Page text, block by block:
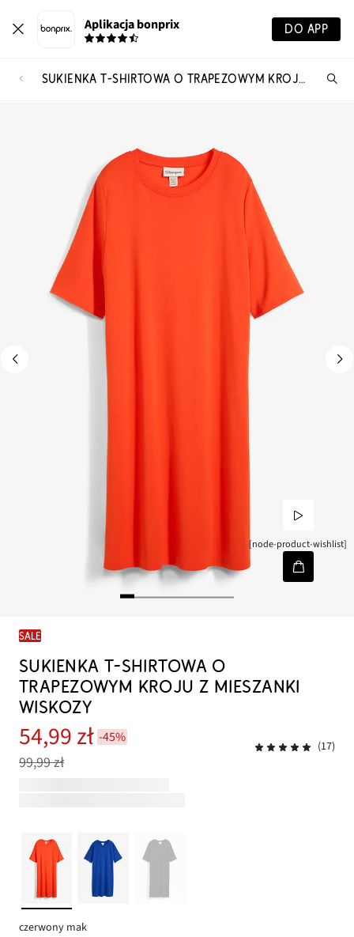
Aplikacja bonprix DO APP
SUKIENKA T-SHIRTOWA O TRAPEZOWYM KROJU Z MIESZANKI WISKOZY
[node-product-wishlist]
SALE
SUKIENKA T-SHIRTOWA O
TRAPEZOWYM KROJU Z MIESZANKI
WISKOZY
54,99 zł -45%
99,99 zł
(17)
czerwony mak